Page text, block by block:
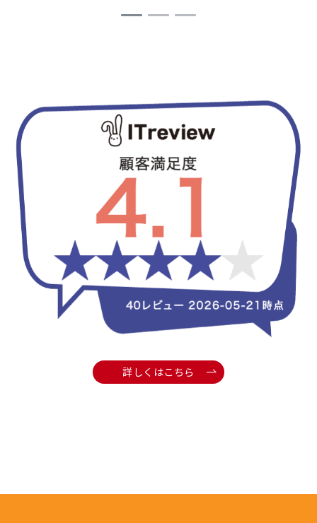
1 2
詳しくはこちら